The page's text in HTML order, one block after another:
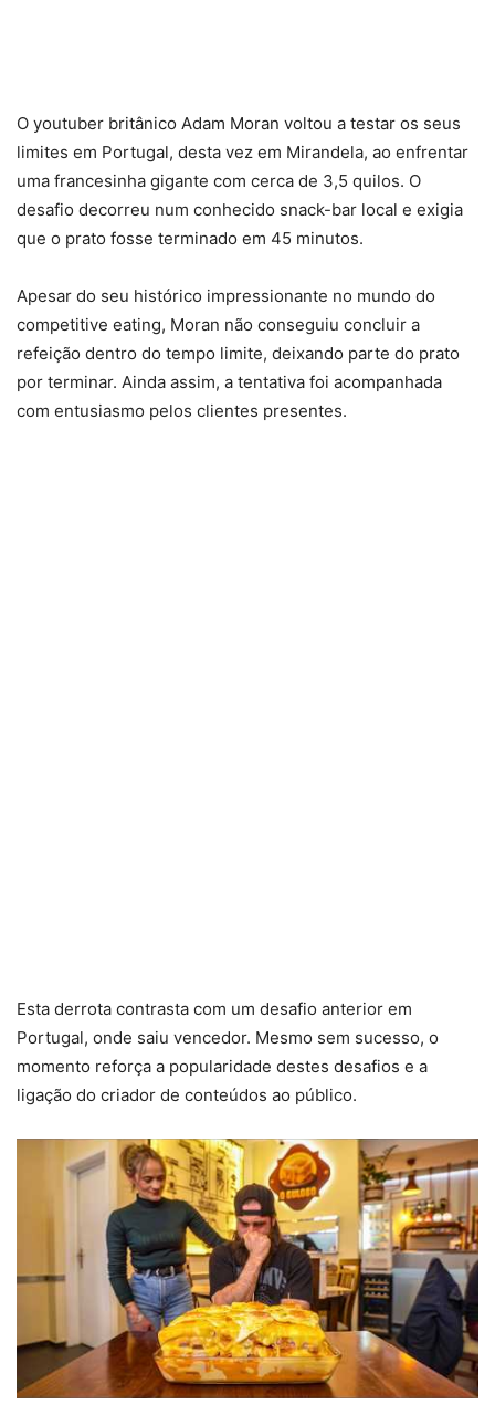
O youtuber britânico Adam Moran voltou a testar os seus
limites em Portugal, desta vez em Mirandela, ao enfrentar
uma francesinha gigante com cerca de 3,5 quilos. O
desafio decorreu num conhecido snack-bar local e exigia
que o prato fosse terminado em 45 minutos.
Apesar do seu histórico impressionante no mundo do
competitive eating, Moran não conseguiu concluir a
refeição dentro do tempo limite, deixando parte do prato
por terminar. Ainda assim, a tentativa foi acompanhada
com entusiasmo pelos clientes presentes.
Esta derrota contrasta com um desafio anterior em
Portugal, onde saiu vencedor. Mesmo sem sucesso, o
momento reforça a popularidade destes desafios e a
ligação do criador de conteúdos ao público.